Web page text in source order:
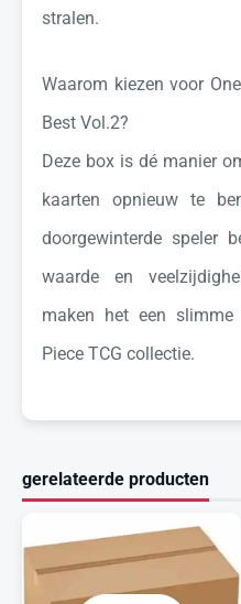
stralen.
Waarom kiezen voor
Best Vol.2?
Deze box is dé manier
kaarten opnieuw te
doorgewinterde speler
waarde en
maken het een
Piece TCG collectie.
gerelateerde producten